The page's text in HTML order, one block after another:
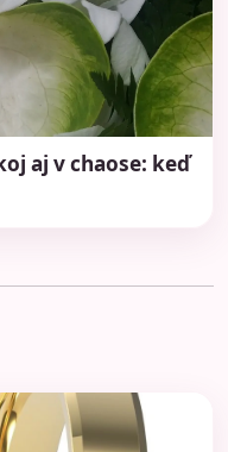
aj v chaose: keď